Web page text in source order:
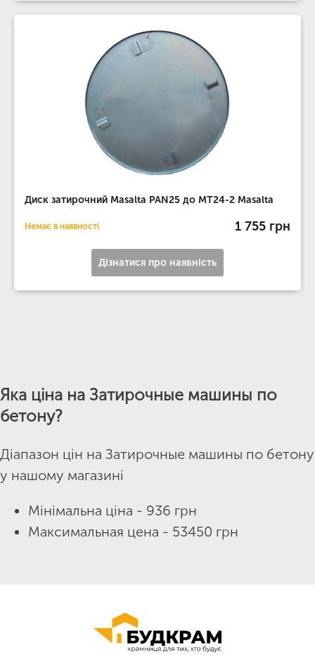
Диск затирочний Masalta PAN25 до MT24-2 Masalta
Немає в наявності 1 755 грн
Дізнатися про наявність
Яка ціна на Затирочные машины по
бетону?
Діапазон цін на Затирочные машины по бетону
у нашому магазині
Мінімальна ціна - 936 грн
Максимальная цена - 53450 грн